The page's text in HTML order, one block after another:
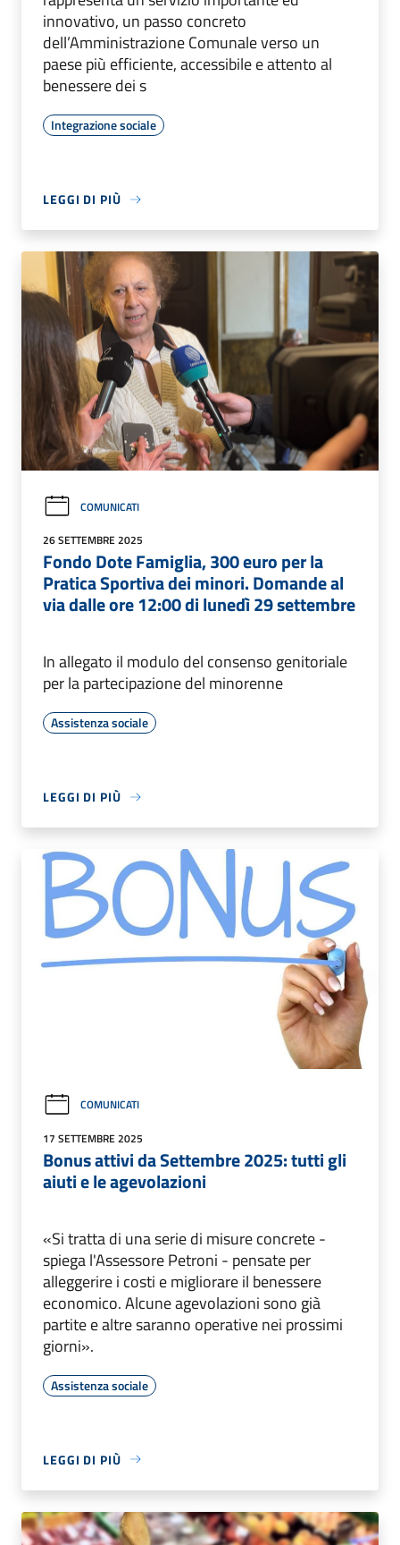
innovativo, un passo concreto
dell’Amministrazione Comunale verso un
paese più efficiente, accessibile e attento al
benessere dei s
Integrazione sociale
LEGGI DI PIÙ
COMUNICATI
26 SETTEMBRE 2025
Fondo Dote Famiglia, 300 euro per la
Pratica Sportiva dei minori. Domande al
via dalle ore 12:00 di lunedì 29 settembre
In allegato il modulo del consenso genitoriale
per la partecipazione del minorenne
Assistenza sociale
LEGGI DI PIÙ
COMUNICATI
17 SETTEMBRE 2025
Bonus attivi da Settembre 2025: tutti gli
aiuti e le agevolazioni
«Si tratta di una serie di misure concrete -
spiega l'Assessore Petroni - pensate per
alleggerire i costi e migliorare il benessere
economico. Alcune agevolazioni sono già
partite e altre saranno operative nei prossimi
giorni».
Assistenza sociale
LEGGI DI PIÙ